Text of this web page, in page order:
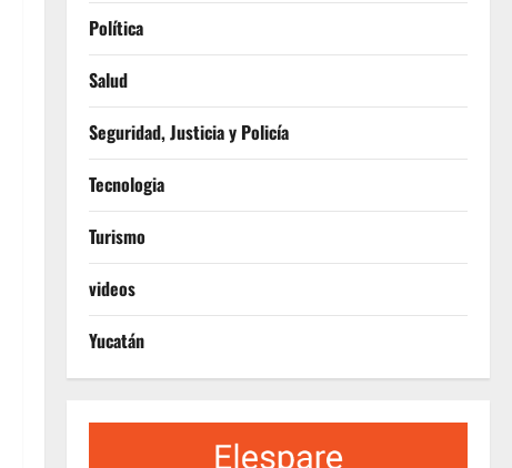
Política
Salud
Seguridad, Justicia y Policía
Tecnologia
Turismo
videos
Yucatán